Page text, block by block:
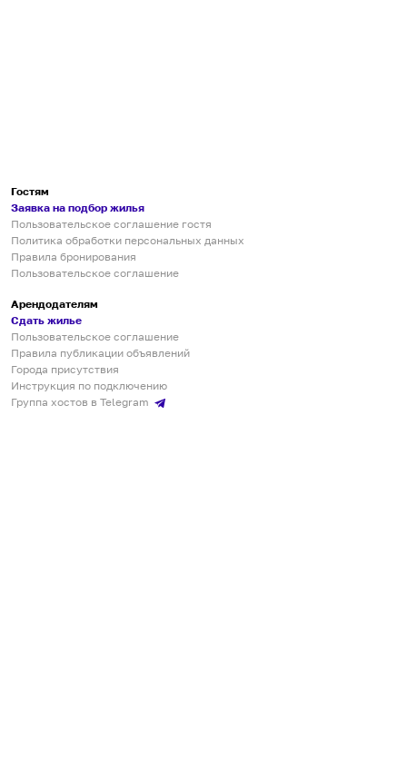
Гостям
Заявка на подбор жилья
Пользовательское соглашение гостя
Политика обработки персональных данных
Правила бронирования
Пользовательское соглашение
Арендодателям
Сдать жилье
Пользовательское соглашение
Правила публикации объявлений
Города присутствия
Инструкция по подключению
Группа хостов в Telegram